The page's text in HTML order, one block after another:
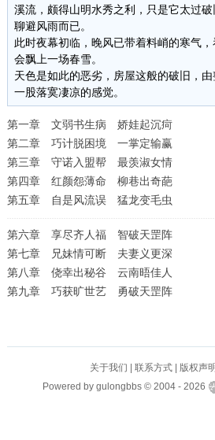
溪流，颇得山明水秀之利，只是它太过
聊避风雨而已。
此时夜幕初临，晚风已带着料峭的寒气
会飘上一场春雪。
天色是如此的恶劣，房屋这般的破旧，
一股落寞凄凉的感觉。
第一章 文弱书生病 娇娃起沉疴
第二章 巧计脱困境 一掌定输赢
第三章 守诺入盟帮 最羡淑女情
第四章 红颜怨薄命 柳巷出奇葩
第五章 自是风流误 猛龙变毛虫
第六章 享尽齐人福 智破天罡阵
第七章 兄妹情可断 夫妻义更深
第八章 侥幸出秘谷 云南晤佳人
第九章 巧获旷世艺 勇破天罡阵
关于我们 |联系方式 版权声明
Powered by gulongbbs ©2004 - 2026